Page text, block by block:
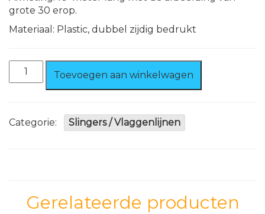
grote 30 erop.
Materiaal: Plastic, dubbel zijdig bedrukt
Vlaggenlijn
aantal
Toevoegen aan winkelwagen
Categorie: Slingers / Vlaggenlijnen
Gerelateerde producten